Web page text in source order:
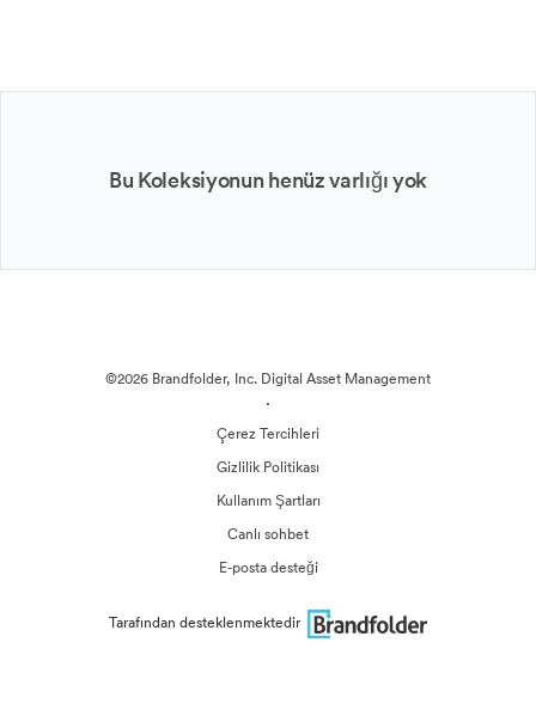
Bu Koleksiyonun henüz varlığı yok
©2026 Brandfolder, Inc. Digital Asset Management
·
Çerez Tercihleri
Gizlilik Politikası
Kullanım Şartları
Canlı sohbet
E-posta desteği
Tarafından desteklenmektedir